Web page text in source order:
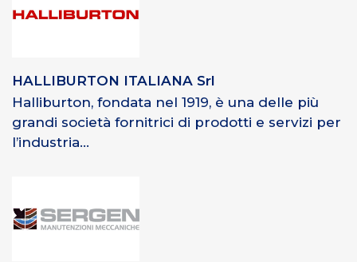
HALLIBURTON ITALIANA Srl
Halliburton, fondata nel 1919, è una delle più
grandi società fornitrici di prodotti e servizi per
l’industria...